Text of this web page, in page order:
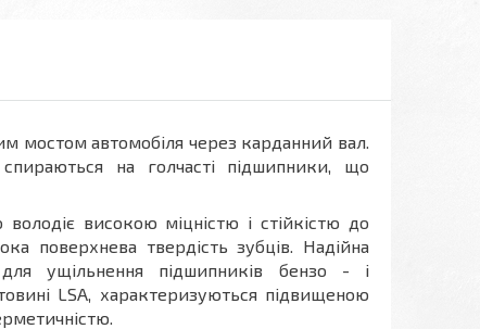
мостом автомобіля через карданний вал.
на голчасті підшипники, що
високою міцністю і стійкістю до
поверхнева твердість зубців. Надійна
для ущільнення підшипників бензо - і
LSA, характеризуються підвищеною